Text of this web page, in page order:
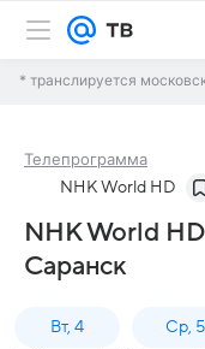
* транслируется
Телепрограмма
NHK World HD
NHK World
Саранск
Вт, 4 Ср, 5